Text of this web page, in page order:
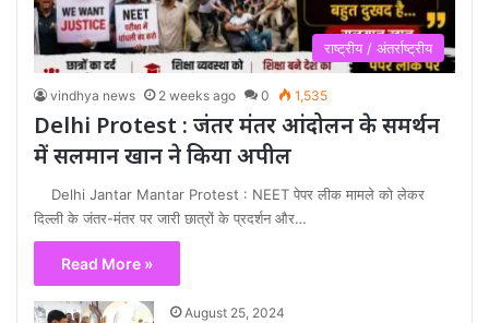
राष्ट्रीय / अंतर्राष्ट्रीय
vindhya news 2 weeks ago 0 1,535
Delhi Protest : जंतर मंतर आंदोलन के समर्थन
में सलमान खान ने किया अपील
Delhi Jantar Mantar Protest : NEET पेपर लीक मामले को लेकर
दिल्ली के जंतर-मंतर पर जारी छात्रों के प्रदर्शन और…
Read More »
August 25, 2024